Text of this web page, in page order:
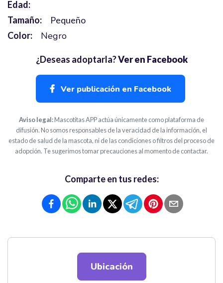
Edad:
Tamaño:
Pequeño
Color:
Negro
¿Deseas adoptarla?Ver en Facebook
Ver publicación en Facebook
Aviso legal:Mascotitas APP actúa únicamente como plataforma de
difusión. No somos responsables de la veracidad de la información, el
estado de salud de la mascota, ni de las condiciones o filtros del proceso de
adopción. Te sugerimos tomar precauciones al momento de contactar.
Comparte en tus redes:
Ubicación